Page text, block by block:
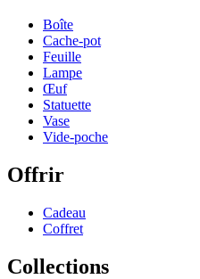
Boîte
Cache-pot
Feuille
Lampe
Œuf
Statuette
Vase
Vide-poche
Offrir
Cadeau
Coffret
Collections